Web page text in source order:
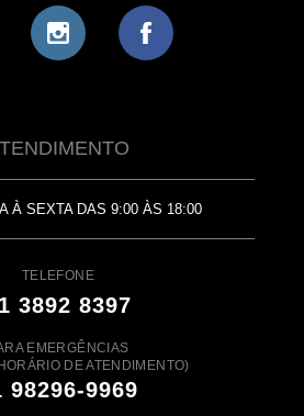
À SEXTA DAS 9:00 ÀS 18:00
TELEFONE
3892 8397
EMERGÊNCIAS
DE ATENDIMENTO)
98296-9969